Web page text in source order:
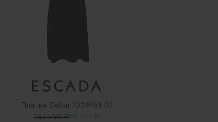
Платье Dellar 1009168 01
133 550 ₽66 775 ₽